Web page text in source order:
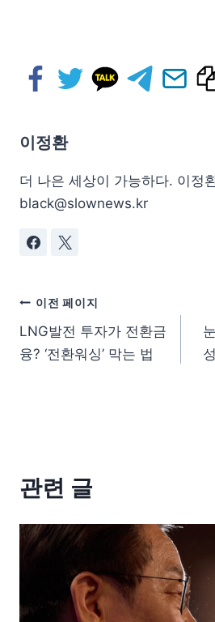
이정환
더 나은 세상이 가능하다. 이정
black@slownews.kr
이전 페이지
LNG발전 투자가 전환금
융? ‘전환워싱’ 막는 법
관련 글